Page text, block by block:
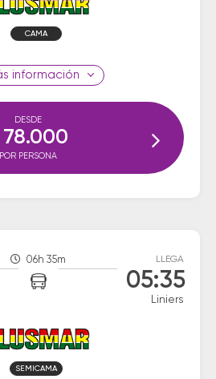
CAMA
información
DESDE
78.000
POR PERSONA
06h 35m LLEGA
05:35
Liniers
SEMICAMA